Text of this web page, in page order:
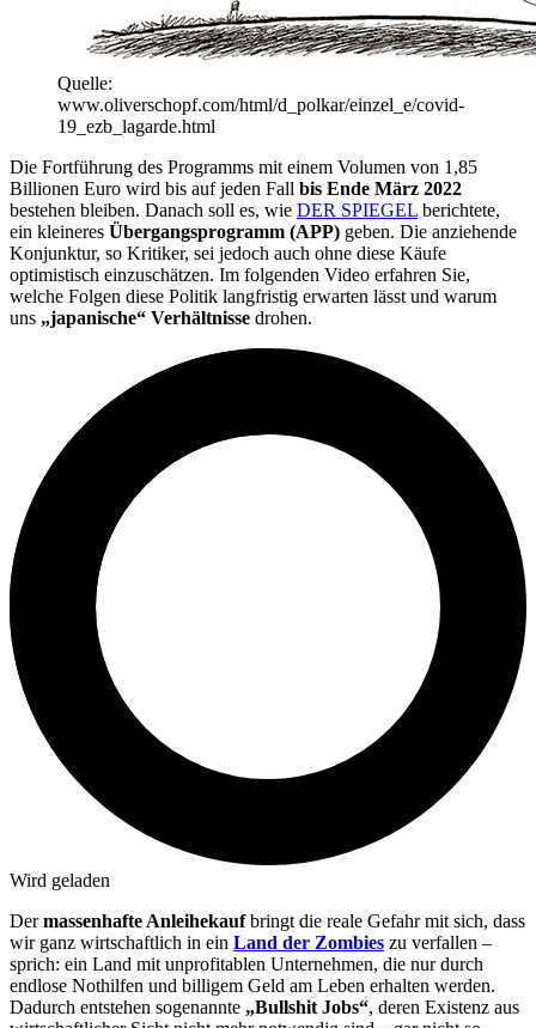
Quelle:
www.oliverschopf.com/html/d_polkar/einzel_e/covid-
19_ezb_lagarde.html
Die Fortführung des Programms mit einem Volumen von 1,85
Billionen Euro wird bis auf jeden Fall bis Ende März 2022
bestehen bleiben. Danach soll es, wie DER SPIEGEL berichtete,
ein kleineres Übergangsprogramm (APP) geben. Die anziehende
Konjunktur, so Kritiker, sei jedoch auch ohne diese Käufe
optimistisch einzuschätzen. Im folgenden Video erfahren Sie,
welche Folgen diese Politik langfristig erwarten lässt und warum
uns „japanische“ Verhältnisse drohen.
Wird geladen
Dermassenhafte Anleihekaufbringt die reale Gefahr mit sich, dass
wir ganz wirtschaftlich in ein Land der Zombies zu verfallen –
sprich: ein Land mit unprofitablen Unternehmen, die nur durch
endlose Nothilfen und billigem Geld am Leben erhalten werden.
Dadurch entstehen sogenannte „Bullshit Jobs“, deren Existenz aus